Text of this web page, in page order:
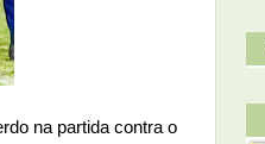
na partida contra o